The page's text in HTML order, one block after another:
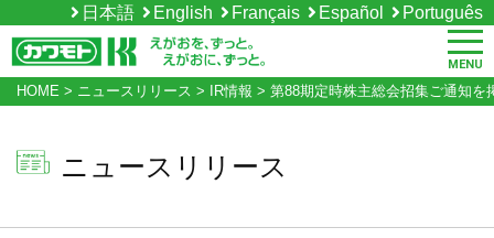
日本語 English Français Español Português
MENU
HOME > ニュースリリース > IR情報 > 第88期定時株主総会招集ご通知を
ニュースリリース